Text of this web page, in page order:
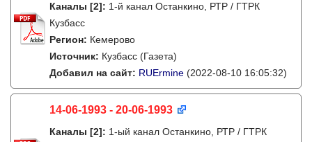
Каналы [2]: 1-й канал Останкино, РТР / ГТРК
Кузбасс
Регион: Кемерово
Источник: Кузбасс (Газета)
Добавил на сайт: RUErmine (2022-08-10 16:05:32)
14-06-1993 - 20-06-1993
Каналы [2]: 1-ый канал Останкино, РТР / ГТРК